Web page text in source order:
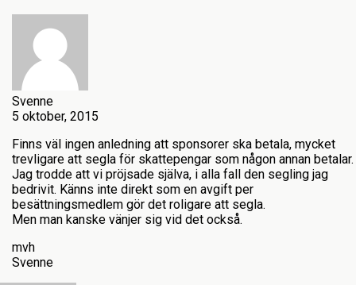
Svenne
5 oktober, 2015
Finns väl ingen anledning att sponsorer ska betala, mycket
trevligare att segla för skattepengar som någon annan betalar.
Jag trodde att vi pröjsade själva, i alla fall den segling jag
bedrivit. Känns inte direkt som en avgift per
besättningsmedlem gör det roligare att segla.
Men man kanske vänjer sig vid det också.
mvh
Svenne